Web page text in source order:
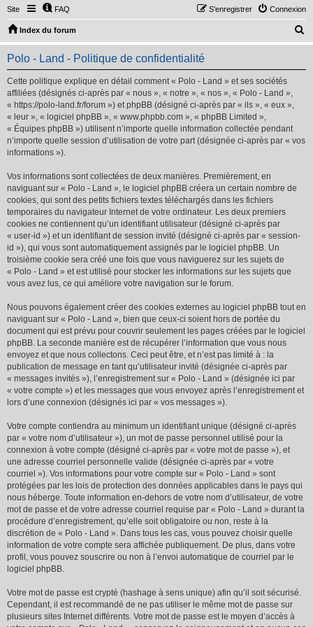
Site FAQ Connexion
S’enregistrer
Index du forum
e
Polo - Land - Politique de confidentialité
Cette politique explique en détail comment « Polo - Land » et ses sociétés
affiliées (désignés ci-après par « nous », « notre », « nos », « Polo - Land »,
« https://polo-land.fr/forum ») et phpBB (désigné ci-après par « ils », « eux »,
« leur », « logiciel phpBB », « www.phpbb.com », « phpBB Limited »,
« Équipes phpBB ») utilisent n’importe quelle information collectée pendant
n’importe quelle session d’utilisation de votre part (désignée ci-après par « vos
informations »).
Vos informations sont collectées de deux manières. Premièrement, en
naviguant sur « Polo - Land », le logiciel phpBB créera un certain nombre de
cookies, qui sont des petits fichiers textes téléchargés dans les fichiers
temporaires du navigateur Internet de votre ordinateur. Les deux premiers
cookies ne contiennent qu’un identifiant utilisateur (désigné ci-après par
« user-id ») et un identifiant de session invité (désigné ci-après par « session-
id »), qui vous sont automatiquement assignés par le logiciel phpBB. Un
troisième cookie sera créé une fois que vous naviguerez sur les sujets de
« Polo - Land » et est utilisé pour stocker les informations sur les sujets que
vous avez lus, ce qui améliore votre navigation sur le forum.
Nous pouvons également créer des cookies externes au logiciel phpBB tout en
naviguant sur « Polo - Land », bien que ceux-ci soient hors de portée du
document qui est prévu pour couvrir seulement les pages créées par le logiciel
phpBB. La seconde manière est de récupérer l’information que vous nous
envoyez et que nous collectons. Ceci peut être, et n’est pas limité à : la
publication de message en tant qu’utilisateur invité (désignée ci-après par
« messages invités »), l’enregistrement sur « Polo - Land » (désignée ici par
« votre compte ») et les messages que vous envoyez après l’enregistrement et
lors d’une connexion (désignés ici par « vos messages »).
Votre compte contiendra au minimum un identifiant unique (désigné ci-après
par « votre nom d’utilisateur »), un mot de passe personnel utilisé pour la
connexion à votre compte (désigné ci-après par « votre mot de passe »), et
une adresse courriel personnelle valide (désignée ci-après par « votre
courriel »). Vos informations pour votre compte sur « Polo - Land » sont
protégées par les lois de protection des données applicables dans le pays qui
nous héberge. Toute information en-dehors de votre nom d’utilisateur, de votre
mot de passe et de votre adresse courriel requise par « Polo - Land » durant la
procédure d’enregistrement, qu’elle soit obligatoire ou non, reste à la
discrétion de « Polo - Land ». Dans tous les cas, vous pouvez choisir quelle
information de votre compte sera affichée publiquement. De plus, dans votre
profil, vous pouvez souscrire ou non à l’envoi automatique de courriel par le
logiciel phpBB.
Votre mot de passe est crypté (hashage à sens unique) afin qu’il soit sécurisé.
Cependant, il est recommandé de ne pas utiliser le même mot de passe sur
plusieurs sites Internet différents. Votre mot de passe est le moyen d’accès à